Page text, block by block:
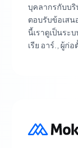
บุคลากรกับบ
ตอบรับข้อเสน
นี้เราดูเป็นระ
เรีย อาร์., ผู้ก่